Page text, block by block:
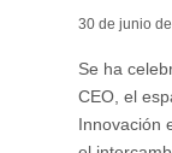
30 de junio
Se ha
CEO, el
Innovación